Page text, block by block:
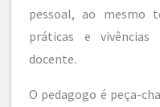
pessoal, ao mesmo
práticas e vivências
docente.
O pedagogo é peça-